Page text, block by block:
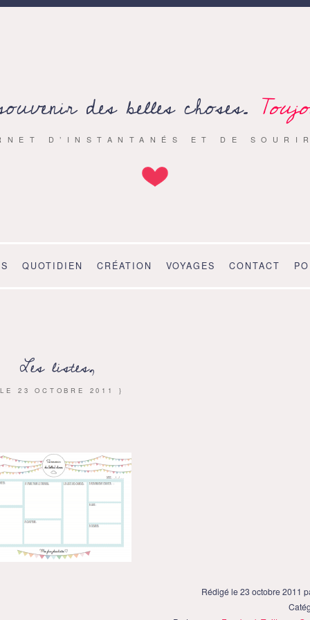
des belles choses.
D’INSTANTANÉS ET DE
QUOTIDIEN CRÉATION VOYAGES CONTACT
Les listes,
23 OCTOBRE 2011 }
Rédigé le 23 octobre 2011